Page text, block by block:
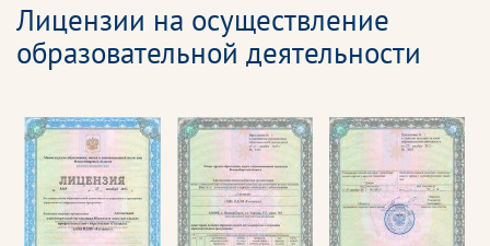
Лицензии на осуществление
образовательной деятельности